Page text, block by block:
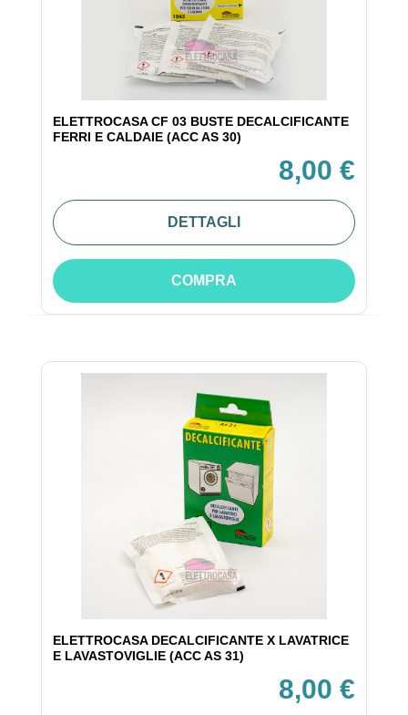
ELETTROCASA CF 03 BUSTE DECALCIFICANTE
FERRI E CALDAIE (ACC AS 30)
8,00 €
DETTAGLI
COMPRA
ELETTROCASA DECALCIFICANTE X LAVATRICE
E LAVASTOVIGLIE (ACC AS 31)
8,00 €